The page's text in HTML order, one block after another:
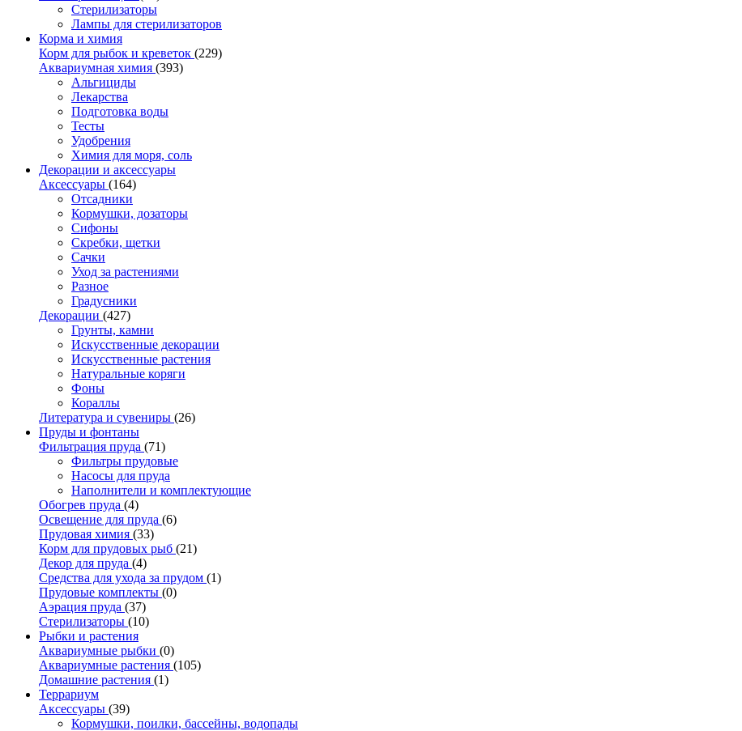
Стерилизаторы
Лампы для стерилизаторов
Корма и химия
Корм для рыбок и креветок (229)
Аквариумная химия (393)
Альгициды
Лекарства
Подготовка воды
Тесты
Удобрения
Химия для моря, соль
Декорации и аксессуары
Аксессуары (164)
Отсадники
Кормушки, дозаторы
Сифоны
Скребки, щетки
Сачки
Уход за растениями
Разное
Градусники
Декорации (427)
Грунты, камни
Искусственные декорации
Искусственные растения
Натуральные коряги
Фоны
Кораллы
Литература и сувениры (26)
Пруды и фонтаны
Фильтрация пруда (71)
Фильтры прудовые
Насосы для пруда
Наполнители и комплектующие
Обогрев пруда (4)
Освещение для пруда (6)
Прудовая химия (33)
Корм для прудовых рыб (21)
Декор для пруда (4)
Средства для ухода за прудом (1)
Прудовые комплекты (0)
Аэрация пруда (37)
Стерилизаторы (10)
Рыбки и растения
Аквариумные рыбки (0)
Аквариумные растения (105)
Домашние растения (1)
Террариум
Аксессуары (39)
Кормушки, поилки, бассейны, водопады